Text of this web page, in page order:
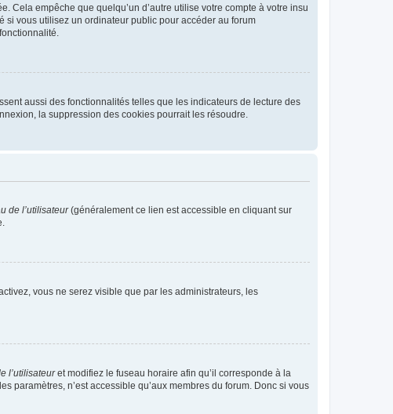
Cela empêche que quelqu’un d’autre utilise votre compte à votre insu
si vous utilisez un ordinateur public pour accéder au forum
aussi des fonctionnalités telles que les indicateurs de lecture des
la suppression des cookies pourrait les résoudre.
de l’utilisateur(généralement ce lien est accessible en cliquant sur
vous ne serez visible que par les administrateurs, les
l’utilisateuret modifiez le fuseau horaire afin qu’il corresponde à la
paramètres, n’est accessible qu’aux membres du forum. Donc si vous